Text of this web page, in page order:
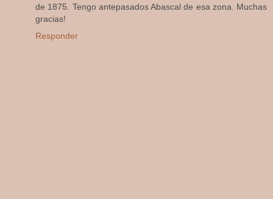
de 1875. Tengo antepasados Abascal de esa zona. Muchas
gracias!
Responder